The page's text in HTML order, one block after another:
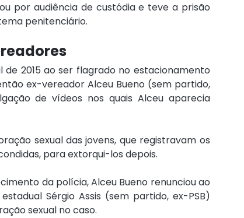
por audiência de custódia e teve a prisão
penitenciário.
de 2015 ao ser flagrado no estacionamento
ex-vereador Alceu Bueno (sem partido,
de vídeos nos quais Alceu aparecia
sexual das jovens, que registravam os
para extorqui-los depois.
da polícia, Alceu Bueno renunciou ao
Sérgio Assis (sem partido, ex-PSB)
sexual no caso.